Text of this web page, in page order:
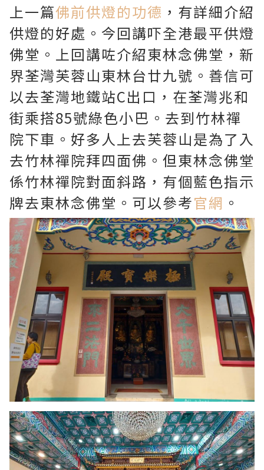
上一篇佛前供燈的功德 ，有詳細介紹
供燈的好處。今回講吓全港最平供燈
佛堂。上回講咗介紹東林念佛堂，新
界荃灣芙蓉山東林台廿九號。善信可
以去荃灣地鐵站C出口，在荃灣兆和
街乘搭85號綠色小巴。去到竹林禪
院下車。好多人上去芙蓉山是為了入
去竹林禪院拜四面佛。但東林念佛堂
係竹林禪院對面斜路，有個藍色指示
牌去東林念佛堂。可以參考官網 。